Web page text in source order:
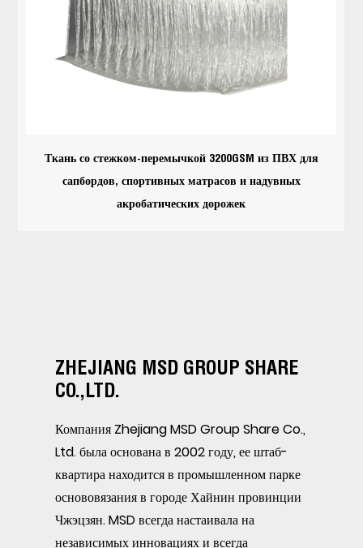
Ткань со стежком-перемычкой 3200GSM из ПВХ для
сапбордов, спортивных матрасов и надувных
акробатических дорожек
ZHEJIANG MSD GROUP SHARE
CO.,LTD.
Компания Zhejiang MSD Group Share Co.,
Ltd. была основана в 2002 году, ее штаб-
квартира находится в промышленном парке
основовязания в городе Хайнин провинции
Чжэцзян. MSD всегда настаивала на
независимых инновациях и всегда